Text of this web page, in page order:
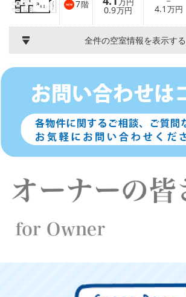
7階 万円
0.9万円 4.1 万円
全件の空室情報を表示する